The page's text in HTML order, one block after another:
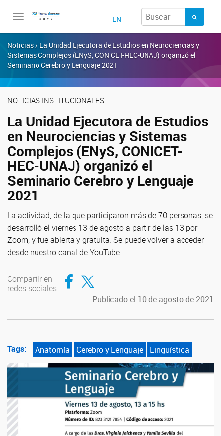
Toggle
EN
Noticias / La Unidad Ejecutora de Estudios en Neurociencias y
Sistemas Complejos (ENyS, CONICET-HEC-UNAJ) organizó el
Seminario Cerebro y Lenguaje 2021
NOTICIAS INSTITUCIONALES
La Unidad Ejecutora de Estudios
en Neurociencias y Sistemas
Complejos (ENyS, CONICET-
HEC-UNAJ) organizó el
Seminario Cerebro y Lenguaje
2021
La actividad, de la que participaron más de 70 personas, se
desarrolló el viernes 13 de agosto a partir de las 13 por
Zoom, y fue abierta y gratuita. Se puede volver a acceder
desde nuestro canal de YouTube.
Compartir en
redes sociales
Compartir en Facebook
Compartir en Twitter
Publicado el 10 de agosto de 2021
Tags: Anatomía Cerebro y Lenguaje Lingüística